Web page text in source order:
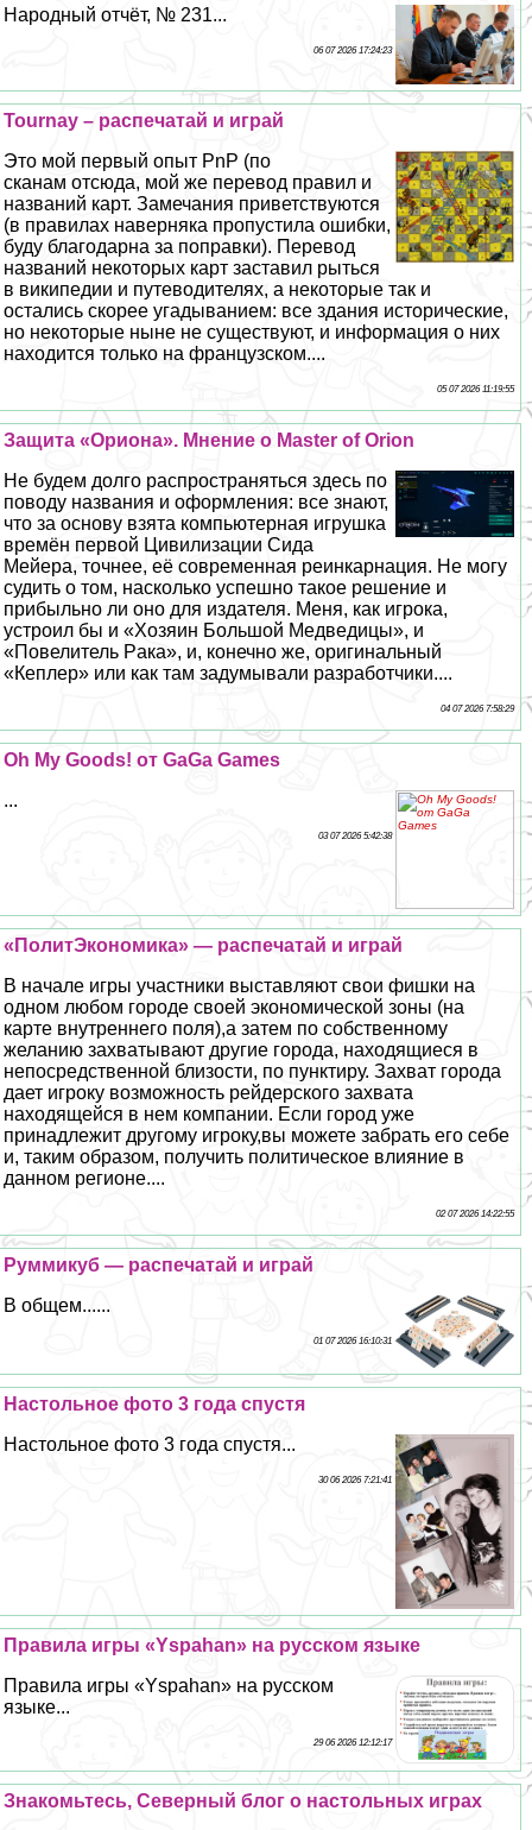
Народный отчёт, № 231...
06 07 2026 17:24:23
Tournay – распечатай и играй
Это мой первый опыт PnP (по
сканам отсюда, мой же перевод правил и
названий карт. Замечания приветствуются
(в правилах наверняка пропустила ошибки,
буду благодарна за поправки). Перевод
названий некоторых карт заставил рыться
в википедии и путеводителях, а некоторые так и
остались скорее угадыванием: все здания исторические,
но некоторые ныне не существуют, и информация о них
находится только на французском....
05 07 2026 11:19:55
Защита «Ориона». Мнение о Master of Orion
Не будем долго распространяться здесь по
поводу названия и оформления: все знают,
что за основу взята компьютерная игрушка
времён первой Цивилизации Сида
Мейера, точнее, её современная реинкарнация. Не могу
судить о том, насколько успешно такое решение и
прибыльно ли оно для издателя. Меня, как игрока,
устроил бы и «Хозяин Большой Медведицы», и
«Повелитель Paка», и, конечно же, оригинальный
«Кеплер» или как там задумывали разработчики....
04 07 2026 7:58:29
Oh My Goods! от GaGa Games
...
03 07 2026 5:42:38
«ПолитЭкономика» — распечатай и играй
В начале игры участники выставляют свои фишки на
одном любом городе своей экономической зоны (на
карте внутреннего поля),а затем по собственному
желанию захватывают другие города, находящиеся в
непосредственной близости, по пунктиру. Захват города
дает игроку возможность рейдерского захвата
находящейся в нем компании. Если город уже
принадлежит другому игроку,вы можете забрать его себе
и, таким образом, получить политическое влияние в
данном регионе....
02 07 2026 14:22:55
Руммикуб — распечатай и играй
В общем......
01 07 2026 16:10:31
Настольное фото 3 года спустя
Настольное фото 3 года спустя...
30 06 2026 7:21:41
Правила игры «Yspahan» на русском языке
Правила игры «Yspahan» на русском
языке...
29 06 2026 12:12:17
Знакомьтесь, Северный блог о настольных играх